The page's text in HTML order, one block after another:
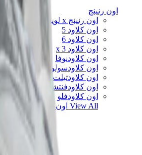
اون رنينج
اون رنينج x لويفي
اون كلاود 5
اون كلاود 6
اون كلاود x 3
اون كلاودنوفا
اون كلاودسولو
اون كلاودتيلت
اون كلاودفنتشر
اون كلاودفلو
View All اون رنينج